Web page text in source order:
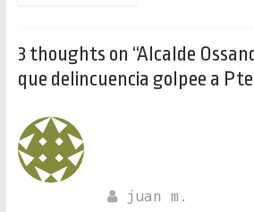
3 thoughts on “Alcalde
que delincuencia golpee a
juan m.